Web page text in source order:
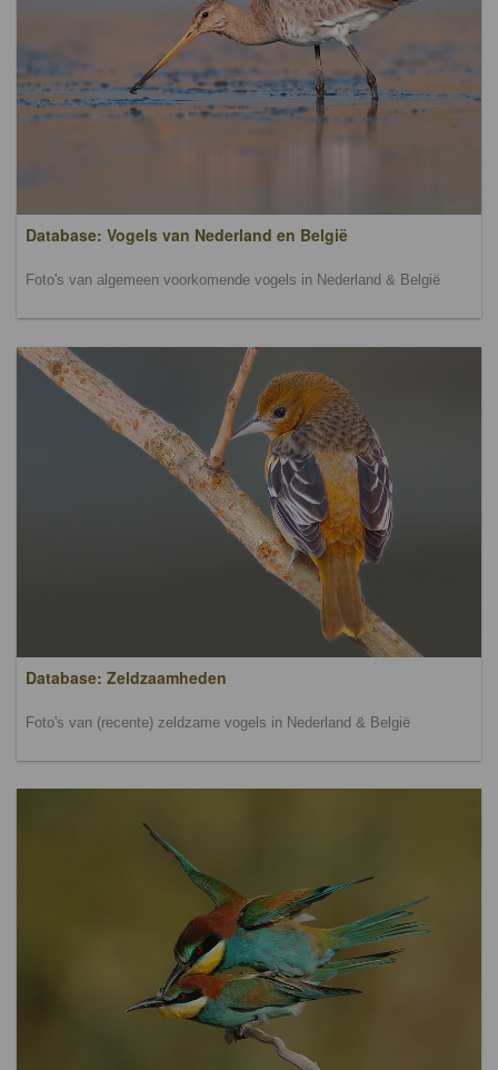
Database: Vogels van Nederland en België
Foto's van algemeen voorkomende vogels in Nederland & België
Database: Zeldzaamheden
Foto's van (recente) zeldzame vogels in Nederland & België